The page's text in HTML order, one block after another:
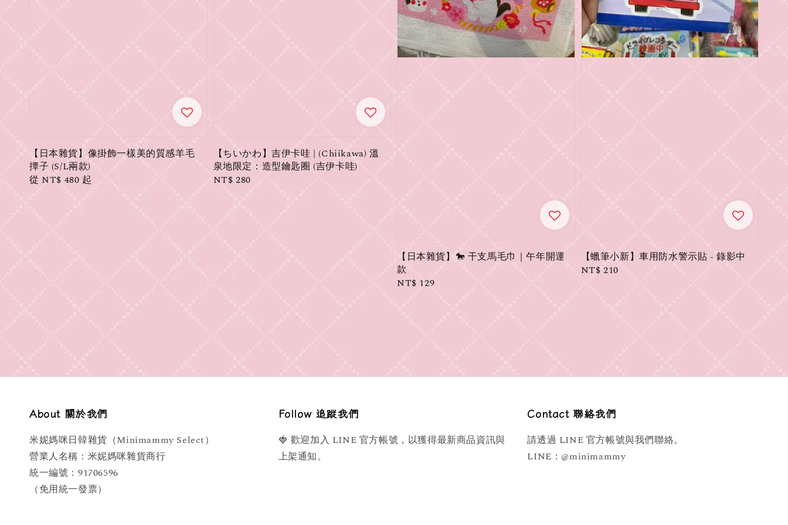
【日本雜貨】像掛飾一樣美的質感羊毛
撢子 (S/L兩款)
Regular
從 NT$ 480 起
【ちいかわ】吉伊卡哇 | (Chiikawa) 溫
泉地限定：造型鑰匙圈 (吉伊卡哇)
Regular
NT$ 280
【日本雜貨】🐎 干支馬毛巾｜午年開運
款
Regular
NT$ 129
【蠟筆小新】車用防水警示貼 - 錄影中
Regular
NT$ 210
About 關於我們
米妮媽咪日韓雜貨（Minimammy Select）
營業人名稱：米妮媽咪雜貨商行
統一編號：91706596
（免用統一發票）
Follow 追蹤我們
🍓 歡迎加入 LINE 官方帳號，以獲得最新商品資訊與
上架通知。
Contact 聯絡我們
請透過 LINE 官方帳號與我們聯絡。
LINE：@minimammy